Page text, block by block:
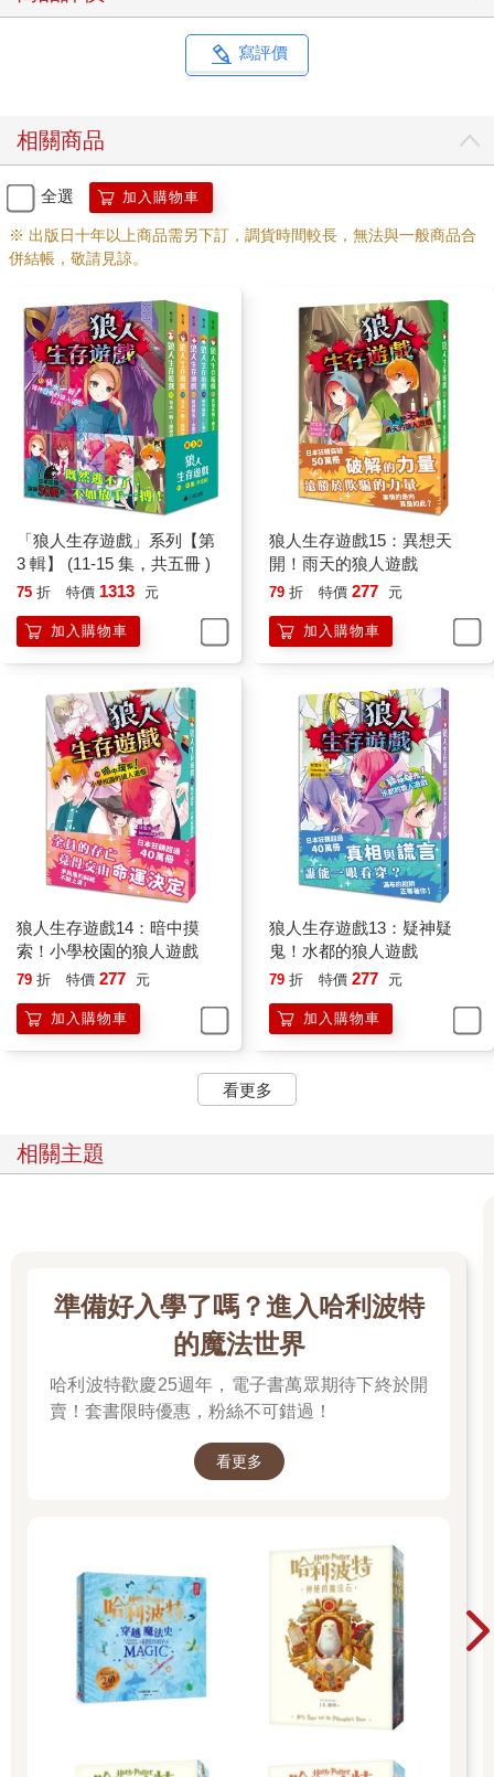
寫評價
相關商品
全選 加入購物車
※ 出版日十年以上商品需另下訂，調貨時間較長，無法與一般商品合
併結帳，敬請見諒。
「狼人生存遊戲」系列【第
3 輯】 (11-15 集，共五冊 )
75 折 特價 1313 元
加入購物車
狼人生存遊戲15：異想天
開！雨天的狼人遊戲
79 折 特價 277 元
加入購物車
狼人生存遊戲14：暗中摸
索！小學校園的狼人遊戲
79 折 特價 277 元
加入購物車
狼人生存遊戲13：疑神疑
鬼！水都的狼人遊戲
79 折 特價 277 元
加入購物車
看更多
相關主題
準備好入學了嗎？進入哈利波特
的魔法世界
哈利波特歡慶25週年，電子書萬眾期待下終於開
賣！套書限時優惠，粉絲不可錯過！
看更多